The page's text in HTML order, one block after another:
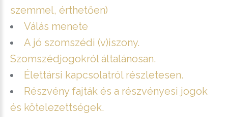
szemmel, érthetően)
Válás menete
A jó szomszédi (v)iszony.
Szomszédjogokról általánosan.
Élettársi kapcsolatról részletesen.
Részvény fajták és a részvényesi jogok
és kötelezettségek.